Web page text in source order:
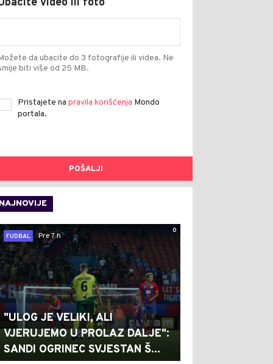
da ubacite do 3 fotografije ili videa. Ne
biti više od 25 MB.
Pristajete na pravila korišćenja Mondo
portala.
POŠALJI
NAJNOVIJE
0
FUDBAL
Pre 7 h
"ULOG JE VELIKI, ALI
VJERUJEMO U PROLAZ DALJE":
SANDI OGRINEC SVJESTAN Š...